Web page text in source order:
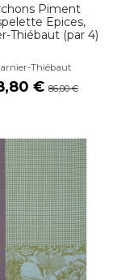
Piment
Epices,
Thiébaut (par 4)
Thiébaut
€86,00 €